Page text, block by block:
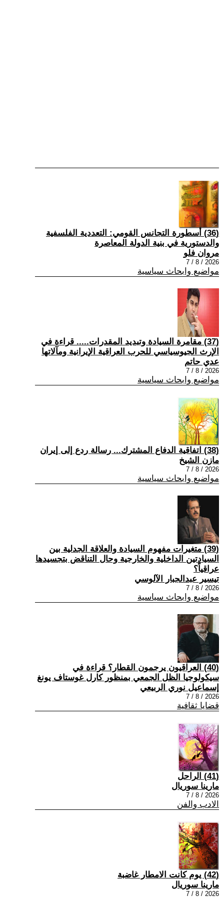
(36) أسطورة التجانس القومي: التعددية الفلسفية
والدستورية في بنية الدولة المعاصرة
مروان فلو
2026 / 8 / 7
مواضيع وابحاث سياسية
(37) مقامرة السيادة وتبديد المقدرات..... قراءة في
الإرث الجيوسياسي للحرب العراقية الإيرانية ومآلاتها
عدي حاتم
2026 / 8 / 7
مواضيع وابحاث سياسية
(38) اتفاقية الدفاع المشترك... رسالة ردع إلى إيران
مازن الشيخ
2026 / 8 / 7
مواضيع وابحاث سياسية
(39) متغيرات مفهوم السيادة والعلاقة الجدلية بين
السيادتين الداخلية والخارجية وحال التناقض بتجسيدها
عراقياً؟
تيسير عبدالجبار الآلوسي
2026 / 8 / 7
مواضيع وابحاث سياسية
(40) العراقيون يرجمون القطار؟ قراءة في
سيكولوجيا الظل الجمعي بمنظور كارل غوستاف يونغ
إسماعيل نوري الربيعي
2026 / 8 / 7
قضايا ثقافية
(41) الراحل
مارينا سوريال
2026 / 8 / 7
الادب والفن
(42) يوم كانت الامطار غاضبة
مارينا سوريال
2026 / 8 / 7